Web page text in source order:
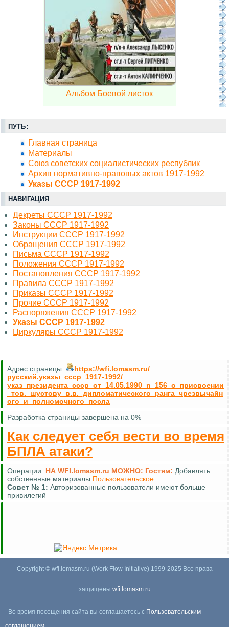
Альбом Боевой листок
ПУТЬ:
Главная страница
Материалы
Союз советских социалистических республик
Архив нормативно-правовых актов 1917-1992
Указы СССР 1917-1992
НАВИГАЦИЯ
Декреты СССР 1917-1992
Законы СССР 1917-1992
Инструкции СССР 1917-1992
Обращения СССР 1917-1992
Письма СССР 1917-1992
Положения СССР 1917-1992
Постановления СССР 1917-1992
Правила СССР 1917-1992
Приказы СССР 1917-1992
Прочие СССР 1917-1992
Распоряжения СССР 1917-1992
Указы СССР 1917-1992
Циркуляры СССР 1917-1992
Адрес страницы:
https://wfi.lomasm.ru/
русский.указы_ссср_1917-1992/
указ_президента_ссср_от_14.05.1990_n_156_о_присвоении
_тов._шустову_в.в._дипломатического_ранга_чрезвычайн
ого_и_полномочного_посла
Разработка страницы завершена на 0%
Как следует себя вести во время
БПЛА атаки?
Операции: НА WFI.lomasm.ru МОЖНО: Гостям: Добавлять
собственные материалы Пользовательское
Совет № 1: Авторизованные пользователи имеют больше
привилегий
Copyright © wfi.lomasm.ru (Work Flow Initiative) 1999-2025 Все права
защищены wfi.lomasm.ru
Во время посещения сайта вы соглашаетесь с Пользовательским